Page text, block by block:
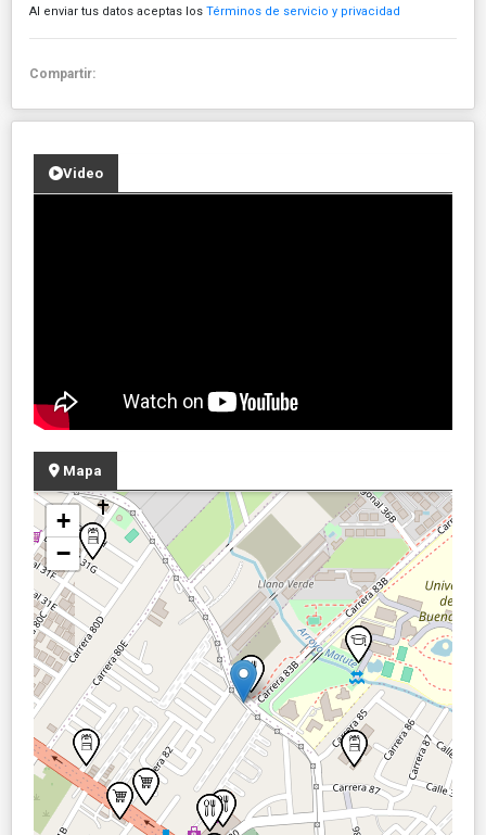
Al enviar tus datos aceptas los Términos de servicio y privacidad
Compartir:
Video
Mapa
+
−